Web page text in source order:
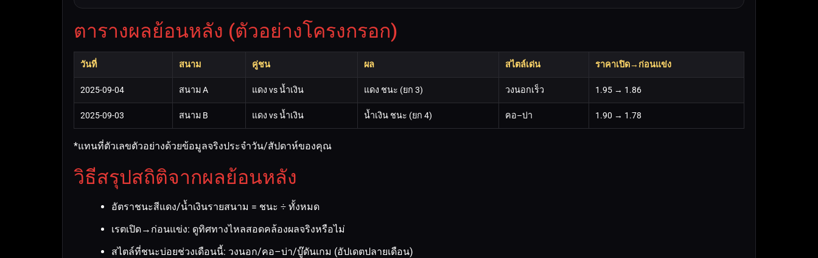
ตารางผลย้อนหลัง (ตัวอย่างโครงกรอก)
วันที่ สนาม คู่ชน ผล สไตล์เด่น ราคาเปิด→ก่อนแข่ง
2025-09-04 สนาม A แดง vs น้ำเงิน แดง ชนะ (ยก 3) วงนอกเร็ว 1.95 → 1.86
2025-09-03 สนาม B แดง vs น้ำเงิน น้ำเงิน ชนะ (ยก 4) คอ–บ่า 1.90 → 1.78
*แทนที่ตัวเลขตัวอย่างด้วยข้อมูลจริงประจำวัน/สัปดาห์ของคุณ
วิธีสรุปสถิติจากผลย้อนหลัง
อัตราชนะสีแดง/น้ำเงินรายสนาม = ชนะ ÷ ทั้งหมด
เรตเปิด→ก่อนแข่ง: ดูทิศทางไหลสอดคล้องผลจริงหรือไม่
สไตล์ที่ชนะบ่อยช่วงเดือนนี้: วงนอก/คอ–บ่า/บู๊ดันเกม (อัปเดตปลายเดือน)